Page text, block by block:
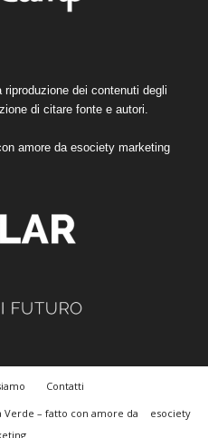
dei contenuti degli
di citare fonte e autori.
amore da esociety marketing
Contatti
Verde – fatto con amore da
esociety